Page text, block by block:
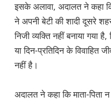
इसके अलावा, अदालत ने कहा कि
ने अपनी बेटी की शादी दूसरे
निजी व्यक्ति नहीं बनाया गया
या दिन-प्रतिदिन के विवाहित
नहीं है।
अदालत ने कहा कि माता-